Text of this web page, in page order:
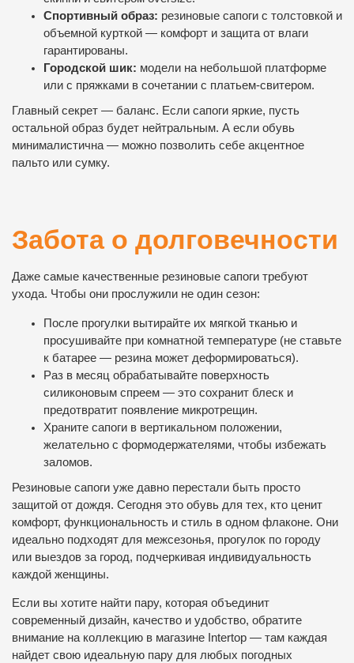
Спортивный образ: резиновые сапоги с толстовкой и
объемной курткой — комфорт и защита от влаги
гарантированы.
Городской шик: модели на небольшой платформе
или с пряжками в сочетании с платьем-свитером.
Главный секрет — баланс. Если сапоги яркие, пусть
остальной образ будет нейтральным. А если обувь
минималистична — можно позволить себе акцентное
пальто или сумку.
Забота о долговечности
Даже самые качественные резиновые сапоги требуют
ухода. Чтобы они прослужили не один сезон:
После прогулки вытирайте их мягкой тканью и
просушивайте при комнатной температуре (не ставьте
к батарее — резина может деформироваться).
Раз в месяц обрабатывайте поверхность
силиконовым спреем — это сохранит блеск и
предотвратит появление микротрещин.
Храните сапоги в вертикальном положении,
желательно с формодержателями, чтобы избежать
заломов.
Резиновые сапоги уже давно перестали быть просто
защитой от дождя. Сегодня это обувь для тех, кто ценит
комфорт, функциональность и стиль в одном флаконе. Они
идеально подходят для межсезонья, прогулок по городу
или выездов за город, подчеркивая индивидуальность
каждой женщины.
Если вы хотите найти пару, которая объединит
современный дизайн, качество и удобство, обратите
внимание на коллекцию в магазине Intertop — там каждая
найдет свою идеальную пару для любых погодных